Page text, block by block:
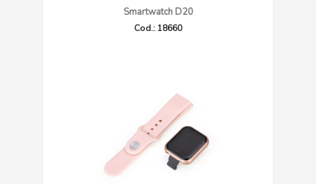
Smartwatch D20
Cod.: 18660